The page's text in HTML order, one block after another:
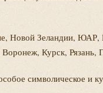
Новой Зеландии,
Курск, Рязань,
символическое